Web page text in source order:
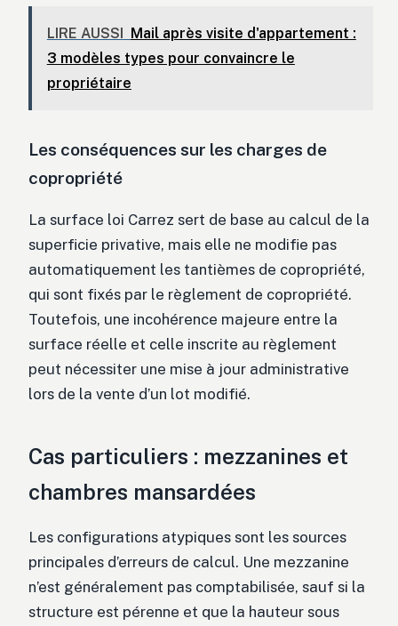
LIRE AUSSI
Mail après visite d'appartement :
3 modèles types pour convaincre le
propriétaire
Les conséquences sur les charges de
copropriété
La surface loi Carrez sert de base au calcul de la
superficie privative, mais elle ne modifie pas
automatiquement les tantièmes de copropriété,
qui sont fixés par le règlement de copropriété.
Toutefois, une incohérence majeure entre la
surface réelle et celle inscrite au règlement
peut nécessiter une mise à jour administrative
lors de la vente d’un lot modifié.
Cas particuliers : mezzanines et
chambres mansardées
Les configurations atypiques sont les sources
principales d’erreurs de calcul. Une mezzanine
n’est généralement pas comptabilisée, sauf si la
structure est pérenne et que la hauteur sous